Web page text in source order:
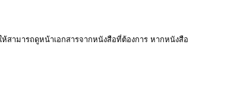
ามารถดูหน้าเอกสารจากหนังสือที่ต้องการ หากหนังสือ